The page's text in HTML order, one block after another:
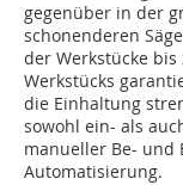
gegenüber in der
schonenderen
der Werkstücke
Werkstücks
die Einhaltung
sowohl ein- als
manueller Be-
Automatisierung.